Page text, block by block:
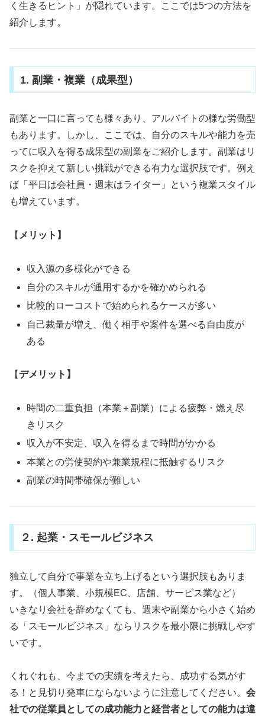
く生きるヒント」が隠れています。ここでは5つの方法を
紹介します。
1. 副業・複業（成果型）
副業と一口に言っても様々あり、アルバイトの様な労働型
もあります。しかし、ここでは、自分のスキルや能力を売
ってに収入を得る成果型の副業をご紹介します。副業はリ
スクを抑えて新しい挑戦ができる有力な選択肢です。例え
ば「平日は会社員・週末はライター」という複業スタイル
も増えています。
【 メリット】
収入源の多様化ができる
自分のスキルが通用するかを確かめられる
比較的ローコストで始められるケースが多い
自己裁量が増え、働く相手や案件を選べる自由度が
ある
【 デメリット】
時間の二重負担（本業＋副業）による疲弊・燃え尽
きリスク
収入が不安定、収入を得るまで時間がかかる
本業との労使契約や兼業規程に抵触するリスク
副業の時間帯確保が難しい
２. 起業・スモールビジネス
独立して自分で事業を立ち上げるという選択肢もありま
す。（個人事業、小規模EC、店舗、サービス業など）
いきなり会社を辞めなくても、週末や副業から小さく始め
る「スモールビジネス」ならリスクを最小限に挑戦しやす
いです。
くれぐれも、今までの実績を考えたら、成功する気がす
る！と見切り発車にならないように注意してください。 会
社での従業員としての成功能力と経営者としての能力は違